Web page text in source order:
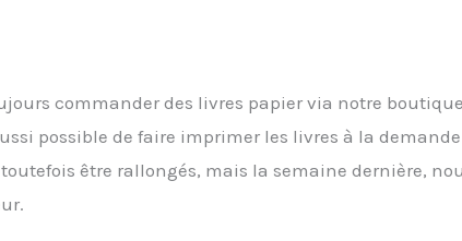
commander des livres papier via notre
possible de faire imprimer les livres à la
être rallongés, mais la semaine dernière,